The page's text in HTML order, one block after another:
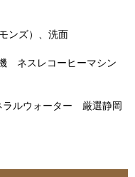
ンズ）、洗面
ネスレコーヒーマシン
ルウォーター 厳選静岡